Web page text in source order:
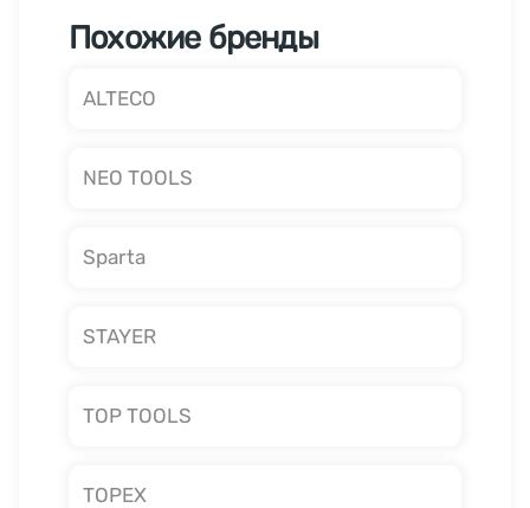
Похожие бренды
ALTECO
NEO TOOLS
Sparta
STAYER
TOP TOOLS
TOPEX